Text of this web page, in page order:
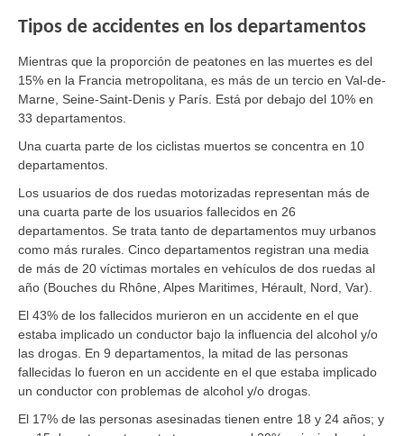
Tipos de accidentes en los departamentos
Mientras que la proporción de peatones en las muertes es del
15% en la Francia metropolitana, es más de un tercio en Val-de-
Marne, Seine-Saint-Denis y París. Está por debajo del 10% en
33 departamentos.
Una cuarta parte de los ciclistas muertos se concentra en 10
departamentos.
Los usuarios de dos ruedas motorizadas representan más de
una cuarta parte de los usuarios fallecidos en 26
departamentos. Se trata tanto de departamentos muy urbanos
como más rurales. Cinco departamentos registran una media
de más de 20 víctimas mortales en vehículos de dos ruedas al
año (Bouches du Rhône, Alpes Maritimes, Hérault, Nord, Var).
El 43% de los fallecidos murieron en un accidente en el que
estaba implicado un conductor bajo la influencia del alcohol y/o
las drogas. En 9 departamentos, la mitad de las personas
fallecidas lo fueron en un accidente en el que estaba implicado
un conductor con problemas de alcohol y/o drogas.
El 17% de las personas asesinadas tienen entre 18 y 24 años; y